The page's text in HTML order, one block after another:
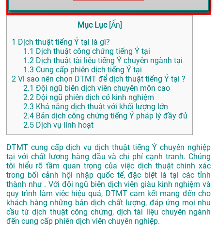
Mục Lục [Ẩn]
1 Dịch thuật tiếng Ý tại là gì?
1.1 Dịch thuật công chứng tiếng Ý tại
1.2 Dịch thuật tài liệu tiếng Ý chuyên ngành tại
1.3 Cung cấp phiên dịch tiếng Ý tại
2 Vì sao nên chọn DTMT để dịch thuật tiếng Ý tại ?
2.1 Đội ngũ biên dịch viên chuyên môn cao
2.2 Đội ngũ phiên dịch có kinh nghiệm
2.3 Khả năng dịch thuật với khối lượng lớn
2.4 Bản dịch công chứng tiếng Ý pháp lý đầy đủ
2.5 Dịch vụ linh hoạt
DTMT cung cấp dịch vụ dịch thuật tiếng Ý chuyên nghiệp
tại với chất lượng hàng đầu và chi phí cạnh tranh. Chúng
tôi hiểu rõ tầm quan trọng của việc dịch thuật chính xác
trong bối cảnh hội nhập quốc tế, đặc biệt là tại các tỉnh
thành như . Với đội ngũ biên dịch viên giàu kinh nghiệm và
quy trình làm việc hiệu quả, DTMT cam kết mang đến cho
khách hàng những bản dịch chất lượng, đáp ứng mọi nhu
cầu từ dịch thuật công chứng, dịch tài liệu chuyên ngành
đến cung cấp phiên dịch viên chuyên nghiệp.